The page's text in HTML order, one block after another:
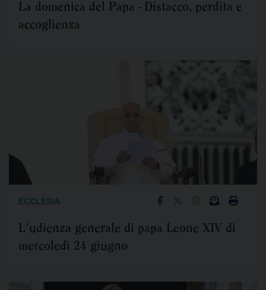
La domenica del Papa - Distacco, perdita e
accoglienza
ECCLESIA
L’udienza generale di papa Leone XIV di
mercoledì 24 giugno